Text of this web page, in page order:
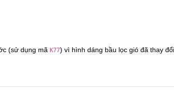
(sử dụng mã K77) vì hình dáng bầu lọc gió đã thay